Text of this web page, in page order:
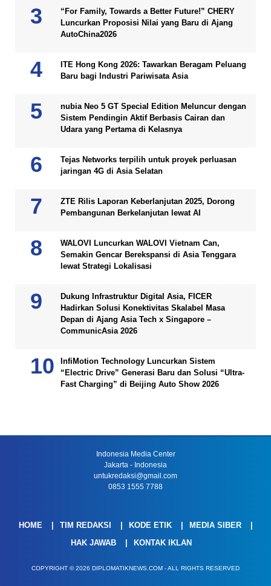
“For Family, Towards a Better Future!” CHERY
Luncurkan Proposisi Nilai yang Baru di Ajang
AutoChina2026
ITE Hong Kong 2026: Tawarkan Beragam Peluang
Baru bagi Industri Pariwisata Asia
nubia Neo 5 GT Special Edition Meluncur dengan
Sistem Pendingin Aktif Berbasis Cairan dan
Udara yang Pertama di Kelasnya
Tejas Networks terpilih untuk proyek perluasan
jaringan 4G di Asia Selatan
ZTE Rilis Laporan Keberlanjutan 2025, Dorong
Pembangunan Berkelanjutan lewat AI
WALOVI Luncurkan WALOVI Vietnam Can,
Semakin Gencar Berekspansi di Asia Tenggara
lewat Strategi Lokalisasi
Dukung Infrastruktur Digital Asia, FICER
Hadirkan Solusi Konektivitas Skalabel Masa
Depan di Ajang Asia Tech x Singapore –
CommunicAsia 2026
InfiMotion Technology Luncurkan Sistem
“Electric Drive” Generasi Baru dan Solusi “Ultra-
Fast Charging” di Beijing Auto Show 2026
Indonesia Media Center
Jakarta - Indonesia
untukredaksi@gmail.com
0853 1555 7788
HOME TIM REDAKSI KODE ETIK
MEDIA SIBER
HAK JAWAB
KONTAK IKLAN
COPYRIGHT © 2026 DIPLOMATIKNEWS.COM - ALL RIGHTS RESERVED